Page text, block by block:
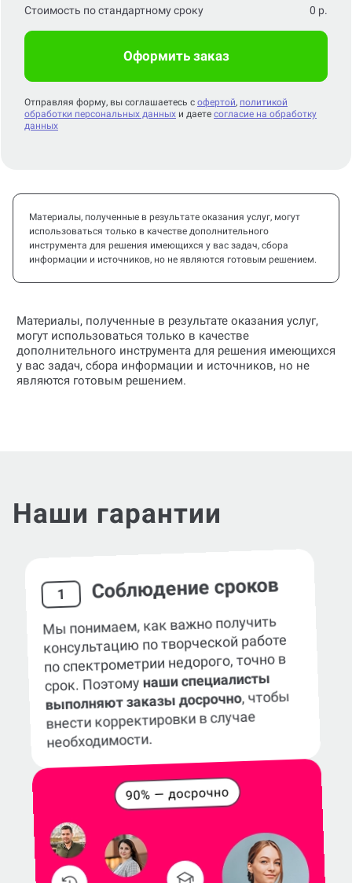
Стоимость по стандартному сроку 0 р.
Оформить заказ
Отправляя форму, вы соглашаетесь с офертой, политикой
обработки персональных данных и даете согласие на обработку
данных
Материалы, полученные в результате оказания услуг, могут
использоваться только в качестве дополнительного
инструмента для решения имеющихся у вас задач, сбора
информации и источников, но не являются готовым решением.
Материалы, полученные в результате оказания услуг,
могут использоваться только в качестве
дополнительного инструмента для решения имеющихся
у вас задач, сбора информации и источников, но не
являются готовым решением.
Наши гарантии
1 Соблюдение сроков
Мы понимаем, как важно получить
консультацию по творческой работе
по спектрометрии недорого, точно в
срок. Поэтомунаши специалисты
выполняют заказы досрочно, чтобы
внести корректировки в случае
необходимости.